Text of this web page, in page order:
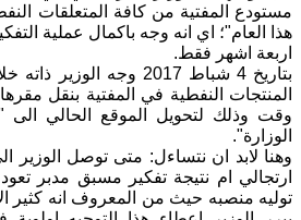
مستودع المفتية من كافة المتعلقات
هذا العام"؛ اي انه وجه باكمال عملية
اربعة اشهر فقط.
بتاريخ 4 شباط 2017 وجه
المنتجات النفطية في المفتية بنقل
وقت وذلك لتحويل الموقع الحالي الى
الوزارة".
وهنا لابد ان نتساءل: متى توصل الوزير
ارتجالي ام نتيجة تفكير مسبق مدبر
توليه منصبه حيث من المعروف انه كثير